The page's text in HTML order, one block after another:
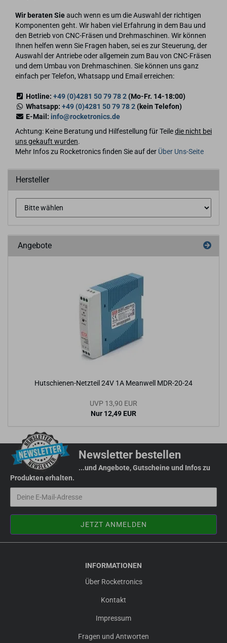
Wir beraten Sieauch wenn es um die Auswahl der richtigen
Komponenten geht. Wir haben viel Erfahrung in dem Bau und
den Betrieb von CNC-Fräsen und Drehmaschinen. Wir können
Ihnen helfen wenn Sie Fragen haben, sei es zur Steuerung, der
Auswahl der Antriebe oder allgemein zum Bau von CNC-Fräsen
und dem Umbau von Drehmaschinen. Sie können uns ganz
einfach per Telefon, Whatsapp und Email erreichen:
Hotline: +49 (0)4281 50 79 78 2(Mo-Fr. 14-18:00)
Whatsapp: +49 (0)4281 50 79 78 2(kein Telefon)
E-Mail: info@rocketronics.de
Achtung: Keine Beratung und Hilfestellung für Teiledie nicht bei
uns gekauft wurden.
Mehr Infos zu Rocketronics finden Sie auf der Über Uns-Seite
Hersteller
Angebote
Hutschienen-​Netzteil 24V 1A Me­an­well MDR-​20-24
UVP 13,90 EUR
Nur 12,49 EUR
Newsletter bestellen
...und Angebote, Gutscheine und Infos zu
Produkten erhalten.
INFORMATIONEN
Über Rocketronics
Kontakt
Impressum
Fragen und Antworten